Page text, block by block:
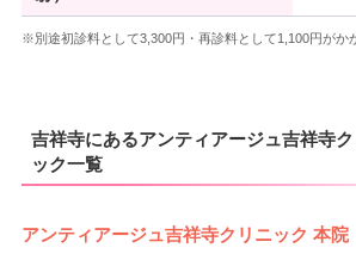
※別途初診料として3,300円・再診料として1,100円がか
吉祥寺にあるアンティアージュ吉祥寺
ック一覧
アンティアージュ吉祥寺クリニック 本院